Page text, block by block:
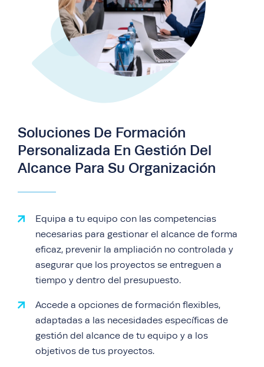
Soluciones De Formación
Personalizada En Gestión Del
Alcance Para Su Organización
Equipa a tu equipo con las competencias
necesarias para gestionar el alcance de forma
eficaz, prevenir la ampliación no controlada y
asegurar que los proyectos se entreguen a
tiempo y dentro del presupuesto.
Accede a opciones de formación flexibles,
adaptadas a las necesidades específicas de
gestión del alcance de tu equipo y a los
objetivos de tus proyectos.